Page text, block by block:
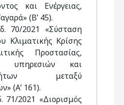
και Ενέργειας,
(Β’ 45).
70/2021 «Σύσταση
Κλιματικής Κρίσης
Προστασίας,
υπηρεσιών και
μεταξύ
(Α’ 161).
71/2021 «Διορισμός